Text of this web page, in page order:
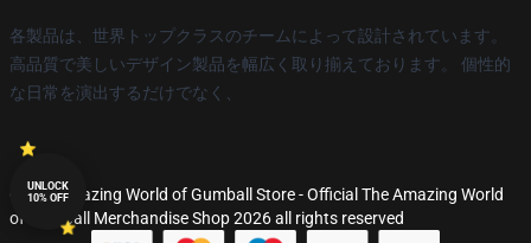
各製品は、世界トップクラスのチームによって設計されています。
高品質で美しいデザイン製品を幅広く取り揃えております。 個性的
な日常を演出するだけでなく、
© The Amazing World of Gumball Store - Official The Amazing World
of Gumball Merchandise Shop 2026 all rights reserved
UNLOCK
10% OFF